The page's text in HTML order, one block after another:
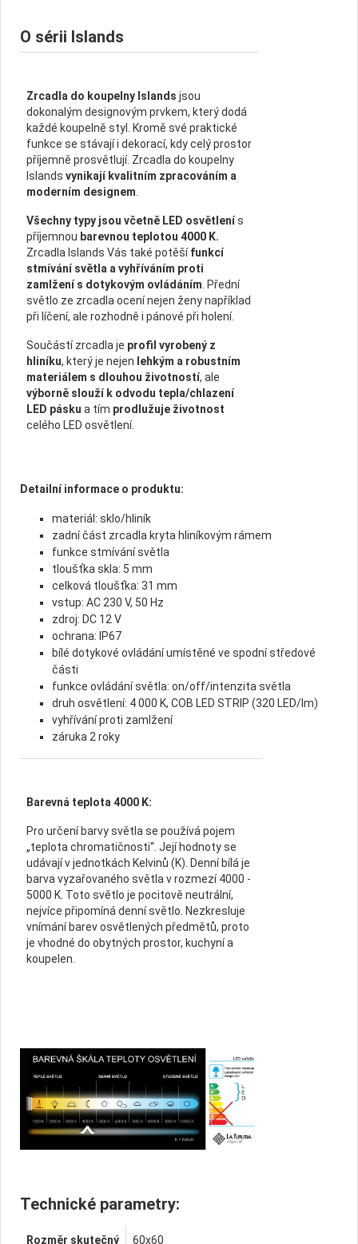
O sérii Islands
Zrcadla do koupelny Islands jsou
dokonalým designovým prvkem, který dodá
každé koupelně styl. Kromě své praktické
funkce se stávají i dekorací, kdy celý prostor
příjemně prosvětlují. Zrcadla do koupelny
Islands vynikají kvalitním zpracováním a
moderním designem
Všechny typy jsou včetně LED osvětlenís
příjemnou barevnou teplotou 4000 K.
Zrcadla Islands Vás také potěšífunkcí
stmívání světla a vyhříváním proti
zamlžení s dotykovým ovládáním . Přední
světlo ze zrcadla ocení nejen ženy například
při líčení, ale rozhodně i pánové při holení.
Součástí zrcadla je profil vyrobený z
hliníku, který je nejen lehkým a robustním
materiálem s dlouhou životností, ale
výborně slouží k odvodu tepla/chlazení
LED pásku a tím prodlužuje životnost
celého LED osvětlení.
Detailní informace o produktu:
materiál: sklo/hliník
zadní část zrcadla kryta hliníkovým rámem
funkce stmívání světla
tloušťka skla: 5 mm
celková tloušťka: 31 mm
vstup: AC 230 V, 50 Hz
zdroj: DC 12 V
ochrana: IP67
bílé dotykové ovládání umístěné ve spodní středové
části
funkce ovládání světla: on/off/intenzita světla
druh osvětlení: 4 000 K, COB LED STRIP (320 LED/lm)
vyhřívání proti zamlžení
záruka 2 roky
Barevná teplota 4000 K:
Pro určení barvy světla se používá pojem
„teplota chromatičnosti“. Její hodnoty se
udávají v jednotkách Kelvinů (K). Denní bílá je
barva vyzařovaného světla v rozmezí 4000 -
5000 K. Toto světlo je pocitově neutrální,
nejvíce připomíná denní světlo. Nezkresluje
vnímání barev osvětlených předmětů, proto
je vhodné do obytných prostor, kuchyní a
koupelen.
Technické parametry:
Rozměr skutečný 60x60